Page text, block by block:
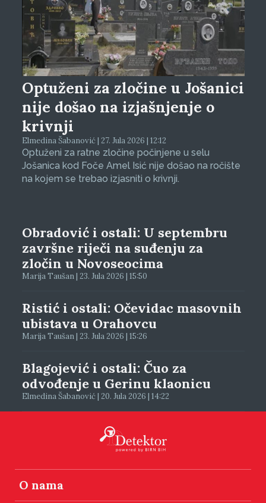
Optuženi za zločine u Jošanici
nije došao na izjašnjenje o
krivnji
Elmedina Šabanović | 27. Jula 2026 | 12:12
Optuženi za ratne zločine počinjene u selu
Jošanica kod Foče Amel Isić nije došao na ročište
na kojem se trebao izjasniti o krivnji.
Obradović i ostali: U septembru
završne riječi na suđenju za
zločin u Novoseocima
Marija Taušan | 23. Jula 2026 | 15:50
Ristić i ostali: Očevidac masovnih
ubistava u Orahovcu
Marija Taušan | 23. Jula 2026 | 15:26
Blagojević i ostali: Čuo za
odvođenje u Gerinu klaonicu
Elmedina Šabanović | 20. Jula 2026 | 14:22
O nama